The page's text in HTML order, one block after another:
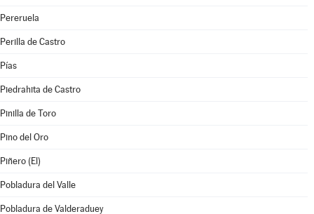
Pereruela
Perilla de Castro
Pías
Piedrahita de Castro
Pinilla de Toro
Pino del Oro
Piñero (El)
Pobladura del Valle
Pobladura de Valderaduey